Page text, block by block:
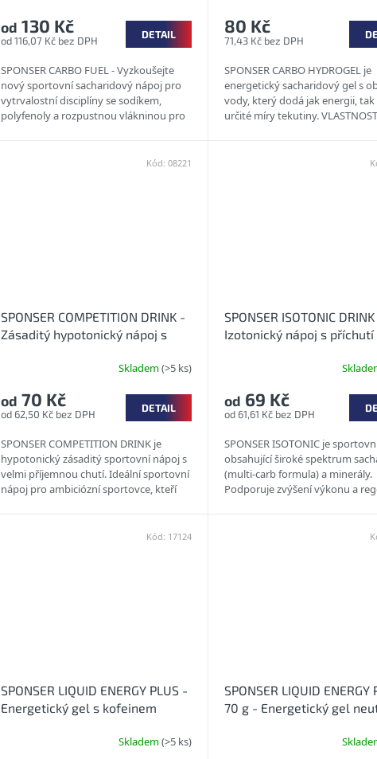
od 116,07 Kč bez DPH
od 130 Kč DETAIL
SPONSER CARBO FUEL - Vyzkoušejte
nový sportovní sacharidový nápoj pro
vytrvalostní disciplíny se sodíkem,
polyfenoly a rozpustnou vlákninou pro
71,43 Kč bez DPH
80 Kč
SPONSER CARBO HYDROGEL je
energetický sacharidový gel s
vody, který dodá jak energii, tak
určité míry tekutiny.
SPONSER COMPETITION DRINK -
Zásaditý hypotonický nápoj s
Skladem(>5 ks)
od 62,50 Kč bez DPH
od 70 Kč DETAIL
SPONSER COMPETITION DRINK je
hypotonický zásaditý sportovní nápoj s
velmi příjemnou chutí. Ideální sportovní
nápoj pro ambiciózní sportovce, kteří
Kód: 08221
SPONSER ISOTONIC
Izotonický nápoj s příchutí
od 61,61 Kč bez DPH
od 69 Kč
SPONSER ISOTONIC je
obsahující široké spektrum
(multi-carb formula) a minerály.
Podporuje zvýšení výkonu a
SPONSER LIQUID ENERGY PLUS -
Energetický gel s kofeinem
Skladem(>5 ks)
Kód: 17124
SPONSER LIQUID ENERGY
70 g - Energetický gel